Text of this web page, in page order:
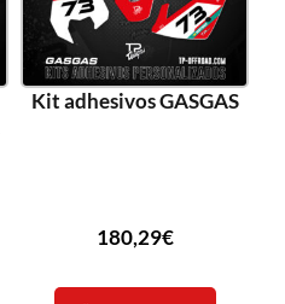
Kit adhesivos GASGAS
180,29€